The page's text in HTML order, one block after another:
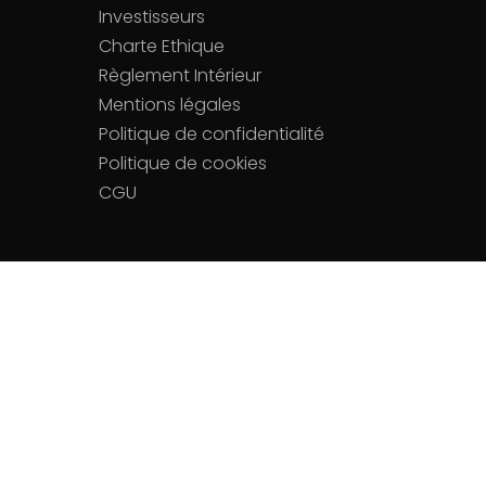
Investisseurs
Charte Ethique
Règlement Intérieur
Mentions légales
Politique de confidentialité
Politique de cookies
CGU